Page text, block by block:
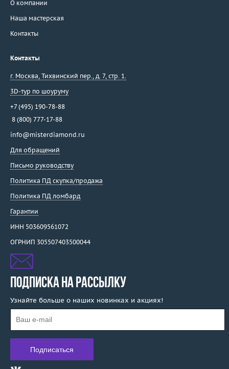
О компании
Наша мастерская
Контакты
Контакты
г. Москва Тихвинский пер., д. 7, стр. 1.
3D-тур по шоуруму
+7 (495) 190-78-88
8 (800) 777-17-88
info@misterdiamond.ru
Для обращений
Письмо руководству
Политика ПД скупка/продажа
Политика ПД ломбард
Гарантии
ИНН 503609561072
ОГРНИП 305507403500044
ПОДПИСКА НА РАССЫЛКУ
Узнайте больше о наших новинках и акциях!